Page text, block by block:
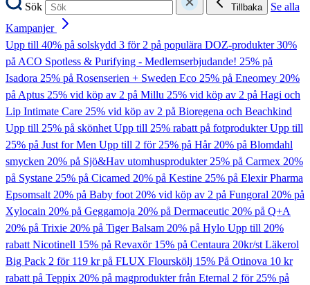
Sök
Tillbaka
Se alla
Kampanjer
Upp till 40% på solskydd 3 för 2 på populära DOZ-produkter30%
på ACO Spotless & Purifying - Medlemserbjudande! 25% på
Isadora 25% på Rosenserien + Sweden Eco 25% på Eneomey 20%
på Aptus 25% vid köp av 2 på Millu 25% vid köp av 2 på Hagi och
Lip Intimate Care 25% vid köp av 2 på Bioregena och Beachkind
Upp till 25% på skönhetUpp till 25% rabatt på fotprodukterUpp till
25% på Just for Men Upp till 2 för 25% på Hår20% på Blomdahl
smycken 20% på Sjö&Hav utomhusprodukter25% på Carmex 20%
på Systane 25% på Cicamed 20% på Kestine 25% på Elexir Pharma
Epsomsalt20% på Baby foot20% vid köp av 2 på Fungoral 20% på
Xylocain 20% på Geggamoja 20% på Dermaceutic 20% på Q+A
20% på Trixie 20% på Tiger Balsam 20% på Hylo Upp till 20%
rabatt Nicotinell 15% på Revaxör 15% på Centaura 20kr/st Läkerol
Big Pack 2 för 119 kr på FLUX Flourskölj 15% På Otinova 10 kr
rabatt på Teppix 20% på magprodukter från Eternal 2 för 25% på